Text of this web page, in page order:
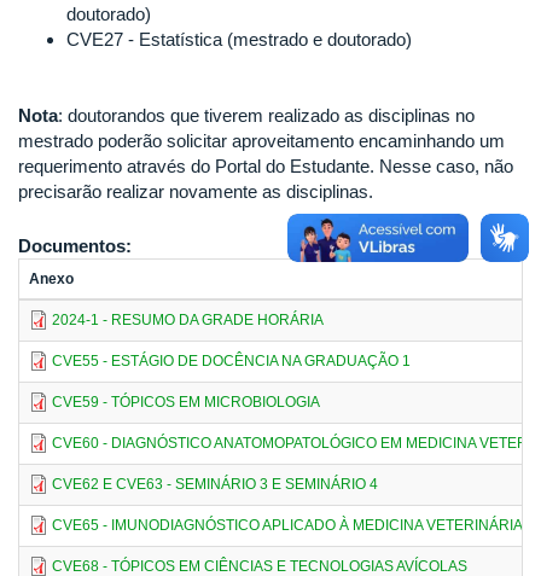
doutorado)
CVE27 - Estatística (mestrado e doutorado)
Nota: doutorandos que tiverem realizado as disciplinas no
mestrado poderão solicitar aproveitamento encaminhando um
requerimento através do Portal do Estudante. Nesse caso, não
precisarão realizar novamente as disciplinas.
Documentos:
Anexo
2024-1 - RESUMO DA GRADE HORÁRIA
CVE55 - ESTÁGIO DE DOCÊNCIA NA GRADUAÇÃO 1
CVE59 - TÓPICOS EM MICROBIOLOGIA
CVE60 - DIAGNÓSTICO ANATOMOPATOLÓGICO EM MEDICINA
CVE62 E CVE63 - SEMINÁRIO 3 E SEMINÁRIO 4
CVE65 - IMUNODIAGNÓSTICO APLICADO À MEDICINA VETERINÁRIA
CVE68 - TÓPICOS EM CIÊNCIAS E TECNOLOGIAS AVÍCOLAS